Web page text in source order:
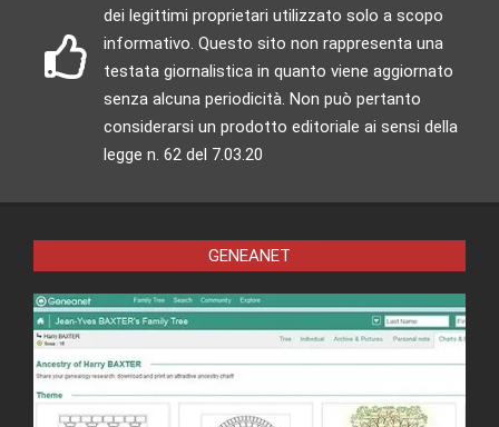
dei legittimi proprietari utilizzato solo a scopo
informativo. Questo sito non rappresenta una
testata giornalistica in quanto viene aggiornato
senza alcuna periodicità. Non può pertanto
considerarsi un prodotto editoriale ai sensi della
legge n. 62 del 7.03.20
GENEANET